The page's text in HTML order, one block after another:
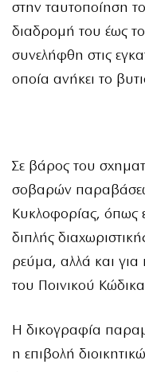
στην ταυτοποίηση
διαδρομή του έως
συνελήφθη στις
οποία ανήκει το
Σε βάρος του
σοβαρών
Κυκλοφορίας, όπως
διπλής
ρεύμα, αλλά και
του Ποινικού
Η δικογραφία
η επιβολή